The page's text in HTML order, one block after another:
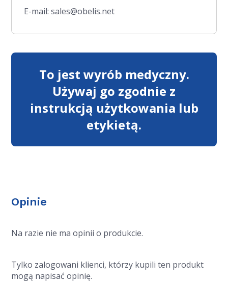
E-mail: sales@obelis.net
To jest wyrób medyczny.
Używaj go zgodnie z
instrukcją użytkowania lub
etykietą.
Opinie
Na razie nie ma opinii o produkcie.
Tylko zalogowani klienci, którzy kupili ten produkt
mogą napisać opinię.